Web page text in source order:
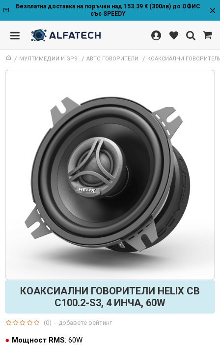
Безплатна доставка на поръчки над 153.39 € (300лв) до ОФИС
със SPEEDY
МУЛТИМЕДИИ И GPS АВТО ГОВОРИТЕЛИ КОАКСИАЛНИ ГОВОРИТЕЛИ
КОАКСИАЛНИ ГОВОРИТЕЛИ HELIX CB
C100.2-S3, 4 ИНЧА, 60W
Мощност RMS: 60W
(0) - добавете рейтинг